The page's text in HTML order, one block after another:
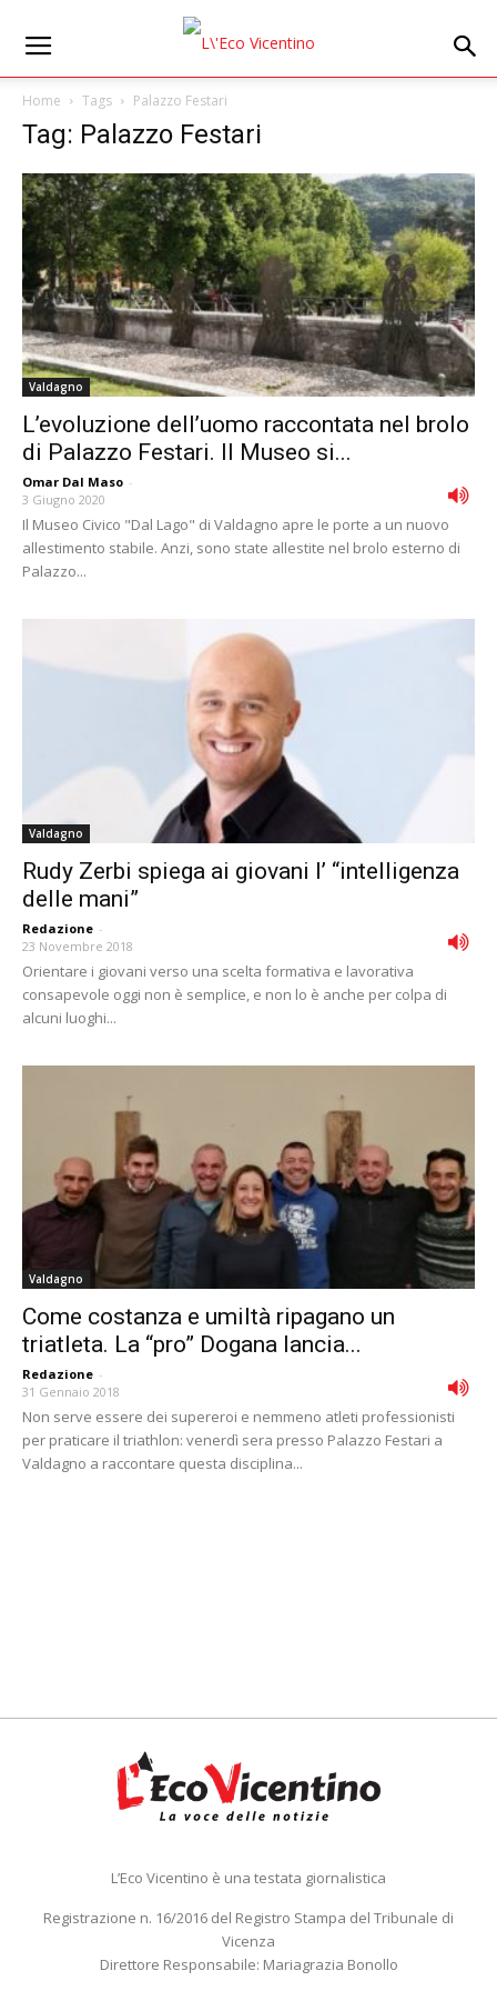
Home Tags Palazzo Festari
Tag: Palazzo Festari
Valdagno
L’evoluzione dell’uomo raccontata nel brolo
di Palazzo Festari. Il Museo si...
Omar Dal Maso -
3 Giugno 2020
Il Museo Civico "Dal Lago" di Valdagno apre le porte a un nuovo
allestimento stabile. Anzi, sono state allestite nel brolo esterno di
Palazzo...
Valdagno
Rudy Zerbi spiega ai giovani l’ “intelligenza
delle mani”
Redazione -
23 Novembre 2018
Orientare i giovani verso una scelta formativa e lavorativa
consapevole oggi non è semplice, e non lo è anche per colpa di
alcuni luoghi...
Valdagno
Come costanza e umiltà ripagano un
triatleta. La “pro” Dogana lancia...
Redazione -
31 Gennaio 2018
Non serve essere dei supereroi e nemmeno atleti professionisti
per praticare il triathlon: venerdì sera presso Palazzo Festari a
Valdagno a raccontare questa disciplina...
L’Eco Vicentino è una testata giornalistica
Registrazione n. 16/2016 del Registro Stampa del Tribunale di
Vicenza
Direttore Responsabile: Mariagrazia Bonollo